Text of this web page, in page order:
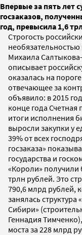
Впервые за пять лет
госзаказов,
год, превысила 1,6
Строгость
Михаила
описывает
оказалась на
отвечающее за
объявило: в 2015
конце года
итоги исполнения
выросли закупки у
39% от всех
госзаказа»
государства и
«Короли» получили
трлн рублей. Это
790,6 млрд рублей,
занялась структура
Сибири»
Геннадия
моста за 228 млрд